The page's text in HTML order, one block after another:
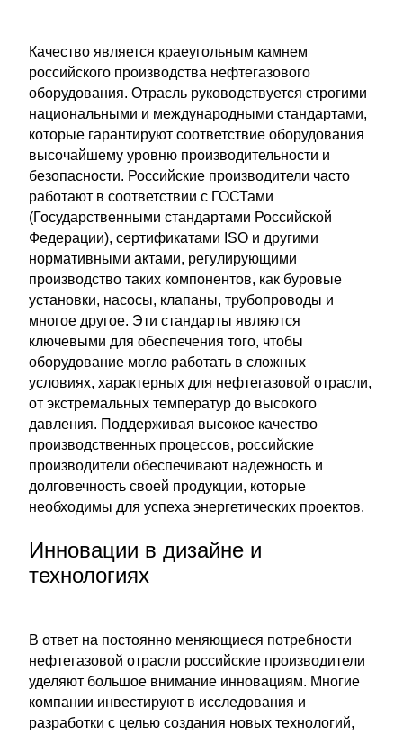
Качество является краеугольным камнем
российского производства нефтегазового
оборудования. Отрасль руководствуется строгими
национальными и международными стандартами,
которые гарантируют соответствие оборудования
высочайшему уровню производительности и
безопасности. Российские производители часто
работают в соответствии с ГОСТами
(Государственными стандартами Российской
Федерации), сертификатами ISO и другими
нормативными актами, регулирующими
производство таких компонентов, как буровые
установки, насосы, клапаны, трубопроводы и
многое другое. Эти стандарты являются
ключевыми для обеспечения того, чтобы
оборудование могло работать в сложных
условиях, характерных для нефтегазовой отрасли,
от экстремальных температур до высокого
давления. Поддерживая высокое качество
производственных процессов, российские
производители обеспечивают надежность и
долговечность своей продукции, которые
необходимы для успеха энергетических проектов.
Инновации в дизайне и
технологиях
В ответ на постоянно меняющиеся потребности
нефтегазовой отрасли российские производители
уделяют большое внимание инновациям. Многие
компании инвестируют в исследования и
разработки с целью создания новых технологий,